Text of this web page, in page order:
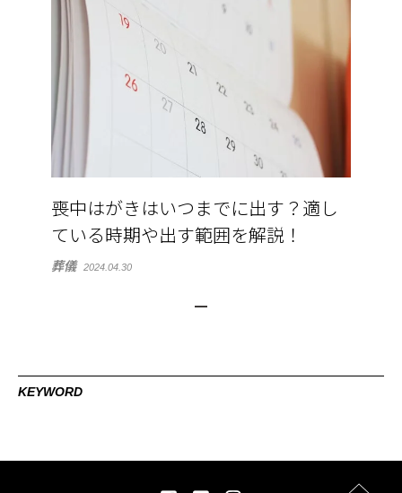
喪中はがきはいつまでに出す？適し
ている時期や出す範囲を解説！
葬儀 2024.04.30
KEYWORD